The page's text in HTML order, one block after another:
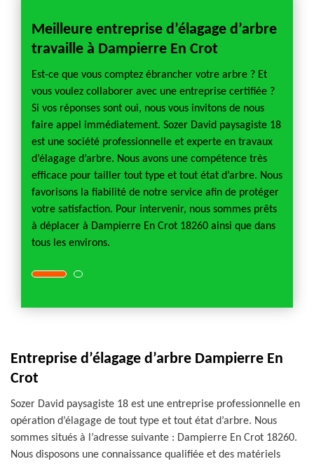
Meilleure entreprise d’élagage d’arbre
travaille à Dampierre En Crot
Est-ce que vous comptez ébrancher votre arbre ? Et
vous voulez collaborer avec une entreprise certifiée ?
Si vos réponses sont oui, nous vous invitons de nous
faire appel immédiatement. Sozer David paysagiste 18
est une société professionnelle et experte en travaux
d’élagage d’arbre. Nous avons une compétence très
efficace pour tailler tout type et tout état d’arbre. Nous
favorisons la fiabilité de notre service afin de protéger
votre satisfaction. Pour intervenir, nous sommes prêts
à déplacer à Dampierre En Crot 18260 ainsi que dans
tous les environs.
Entreprise d’élagage d’arbre Dampierre En
Crot
Sozer David paysagiste 18 est une entreprise professionnelle en
opération d’élagage de tout type et tout état d’arbre. Nous
sommes situés à l’adresse suivante : Dampierre En Crot 18260.
Nous disposons une connaissance qualifiée et des matériels